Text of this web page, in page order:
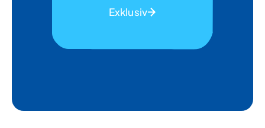
Exklusiv